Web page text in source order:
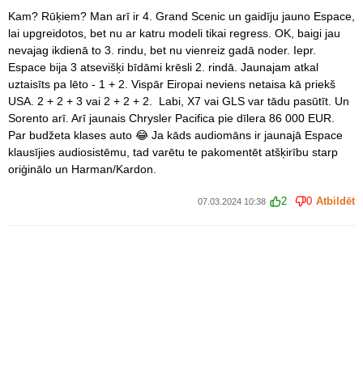
Kam? Rūķiem? Man arī ir 4. Grand Scenic un gaidīju jauno Espace,
lai upgreidotos, bet nu ar katru modeli tikai regress. OK, baigi jau
nevajag ikdienā to 3. rindu, bet nu vienreiz gadā noder. Iepr.
Espace bija 3 atsevišķi bīdāmi krēsli 2. rindā. Jaunajam atkal
uztaisīts pa lēto - 1 + 2. Vispār Eiropai neviens netaisa kā priekš
USA. 2 + 2 + 3 vai 2 + 2 + 2. Labi, X7 vai GLS var tādu pasūtīt. Un
Sorento arī. Arī jaunais Chrysler Pacifica pie dīlera 86 000 EUR.
Par budžeta klases auto 😂 Ja kāds audiomāns ir jaunajā Espace
klausījies audiosistēmu, tad varētu te pakomentēt atšķirību starp
oriģinālo un Harman/Kardon.
07.03.2024 10:38 2 0 Atbildēt